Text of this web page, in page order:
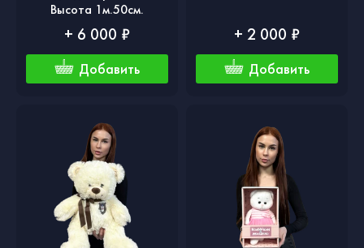
Высота 1м.50см.
+ 6 000 ₽
Добавить
+ 2 000 ₽
Добавить